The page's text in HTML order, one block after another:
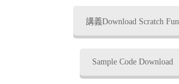
講義Download Scratch Fun
Sample Code Download